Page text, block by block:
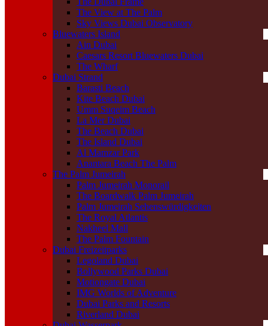
The View at The Palm
Sky Views Dubai Observatory
Bluewaters Island
Ain Dubai
Caesars Resort Bluewaters Dubai
The Wharf
Dubai Strand
Barasti Beach
Kite Beach Dubai
Umm Suqeim Beach
La Mer Dubai
The Beach Dubai
The Island Dubai
Al Mamzar Park
Anantara Beach The Palm
The Palm Jumeirah
Palm Jumeirah Monorail
The Boardwalk Palm Jumeirah
Palm Jumeirah Sehenswürdigkeiten
The Royal Atlantis
Nakheel Mall
The Palm Fountain
Dubai Freizeitparks
Legoland Dubai
Bollywood Parks Dubai
Motiongate Dubai
IMG Worlds of Adventure
Dubai Parks and Resorts
Riverland Dubai